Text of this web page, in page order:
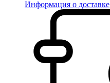
Информация о доставке